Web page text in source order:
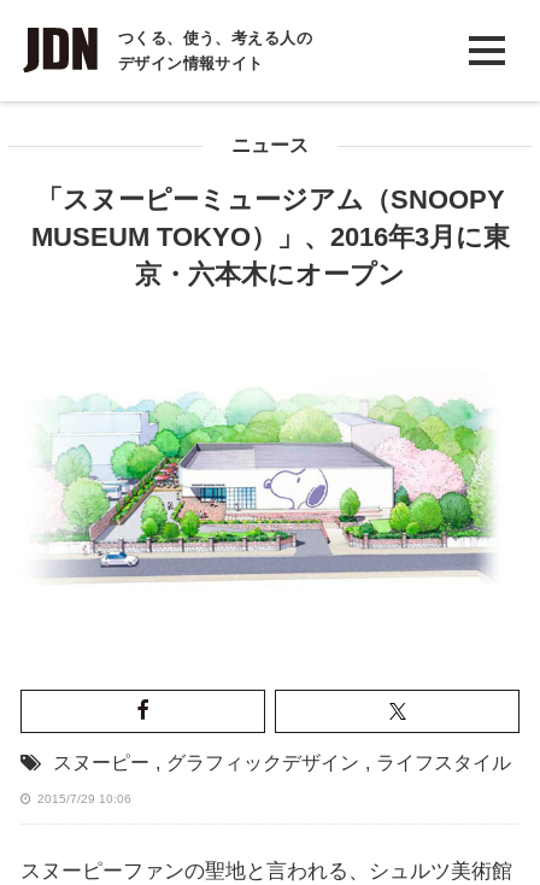
つくる、使う、考える人の
デザイン情報サイト
INTERVIEW
インタビュー
COLUMN
ニュース
「スヌーピーミュージアム（SNOOPY
MUSEUM TOKYO）」、2016年3月に東
京・六本木にオープン
スヌーピー , グラフィックデザイン , ライフスタイル
2015/7/29 10:06
スヌーピーファンの聖地と言われる、シュルツ美術館